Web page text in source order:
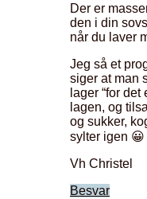
Der er
den i din
når du laver
Jeg så et
siger at man
lager “for
lagen, og
og sukker,
sylter igen 😀
Vh Christel
Besvar